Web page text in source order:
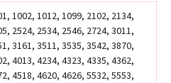
1002, 1012, 1099, 2102, 2134,
2524, 2534, 2546, 2724, 3011,
3161, 3511, 3535, 3542, 3870,
4013, 4234, 4323, 4335, 4362,
4518, 4620, 4626, 5532, 5553,